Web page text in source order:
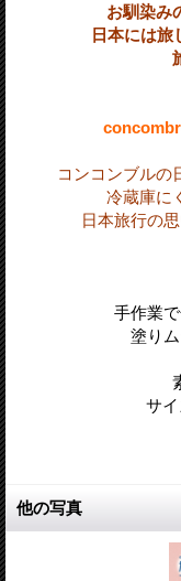
お馴染み
日本には
コンコンブルの
冷蔵庫に
日本旅行の
手作業
塗り
サ
他の写真